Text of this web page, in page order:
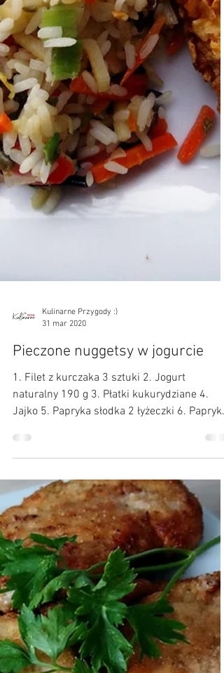
31 mar 2020
Pieczone nuggetsy w jogurcie
1. Filet z kurczaka 3 sztuki 2. Jogurt
naturalny 190 g 3. Płatki kukurydziane 4.
Jajko 5. Papryka słodka 2 łyżeczki 6. Papryka
ostra 1...